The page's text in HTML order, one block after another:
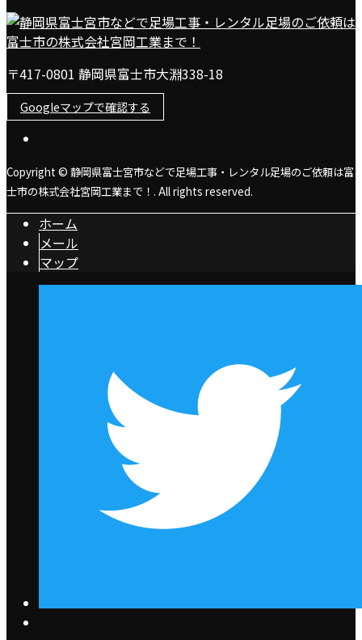
〒417-0801 静岡県富士市大淵338-18
Googleマップで確認する
Copyright © 静岡県富士宮市などで足場工事・レンタル足場のご依頼は富
士市の株式会社宮岡工業まで！. All rights reserved.
ホーム
メール
マップ